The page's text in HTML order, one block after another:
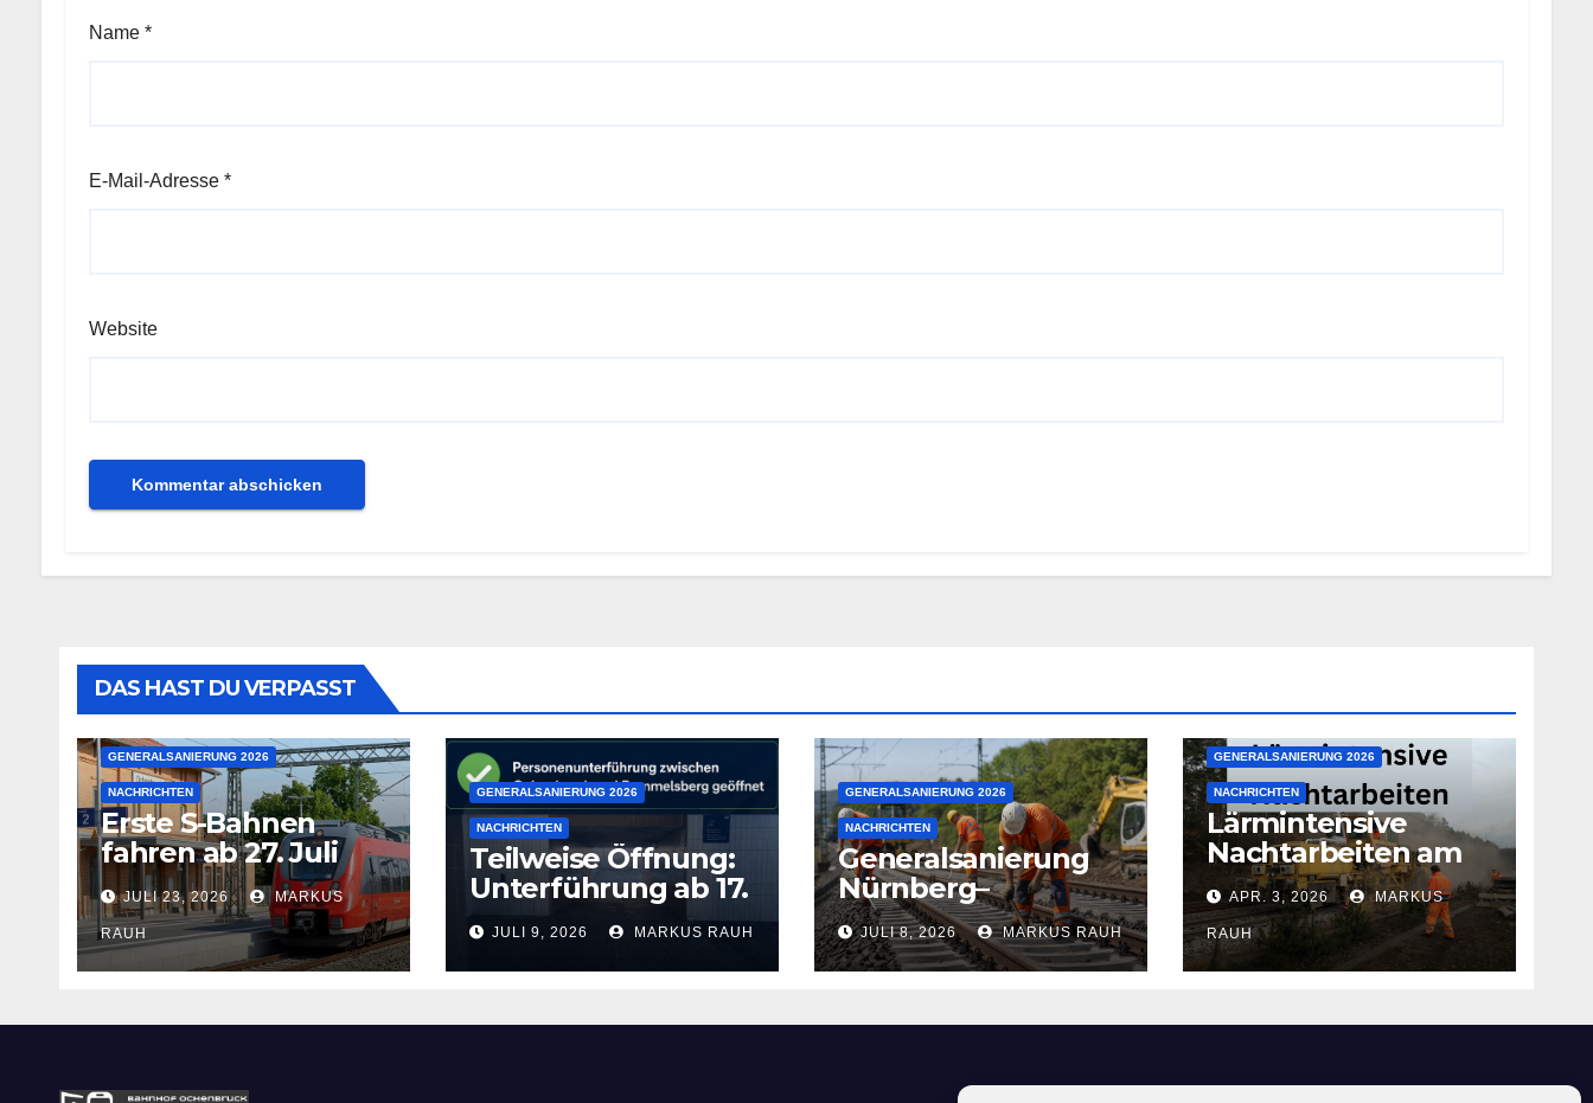
Name *
E-Mail-Adresse *
Website
DAS HAST DU VERPASST
GENERALSANIERUNG 2026
NACHRICHTEN
Erste S-Bahnen
fahren ab 27. Juli
wieder
JULI 23, 2026 MARKUS
RAUH
GENERALSANIERUNG 2026
NACHRICHTEN
Teilweise Öffnung:
Unterführung ab 17.
Juli wieder frei
JULI 9, 2026 MARKUS RAUH
GENERALSANIERUNG 2026
NACHRICHTEN
Generalsanierung
Nürnberg–
Regensburg
verzögert sich
JULI 8, 2026 MARKUS RAUH
GENERALSANIERUNG 2026
NACHRICHTEN
Lärmintensive
Nachtarbeiten am
Bahnhof
APR. 3, 2026 MARKUS
RAUH